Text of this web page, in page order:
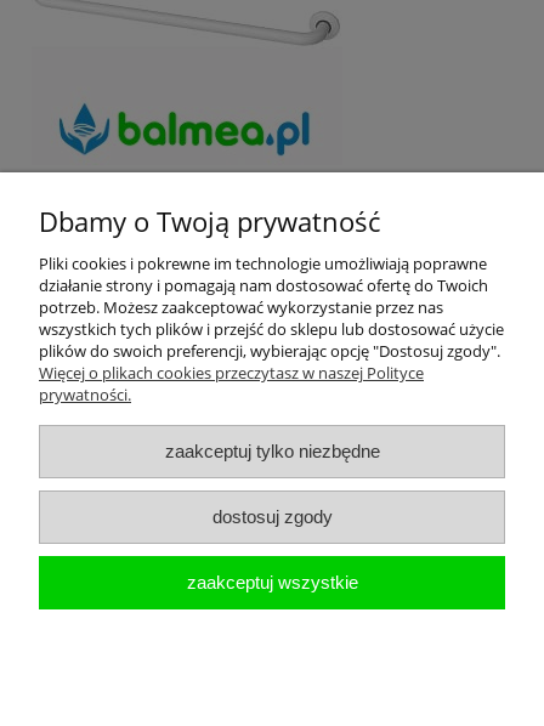
Dostępność:
189,00 zł
Cena netto:175,00 zł
do koszyka
Poręcz prosta dla niepełnosprawnych 120 cm
stal węglowa malowana na biało z rozetami
maskującymi
Dbamy o Twoją prywatność
Pliki cookies i pokrewne im technologie umożliwiają poprawne
działanie strony i pomagają nam dostosować ofertę do Twoich
potrzeb. Możesz zaakceptować wykorzystanie przez nas
wszystkich tych plików i przejść do sklepu lub dostosować użycie
plików do swoich preferencji, wybierając opcję "Dostosuj zgody".
Więcej o plikach cookies przeczytasz w naszej Polityce
prywatności.
zaakceptuj tylko niezbędne
dostosuj zgody
zaakceptuj wszystkie